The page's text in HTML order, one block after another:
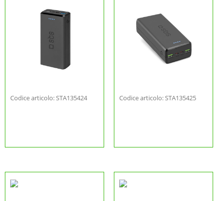
Codice articolo: STA135424 Codice articolo: STA135425